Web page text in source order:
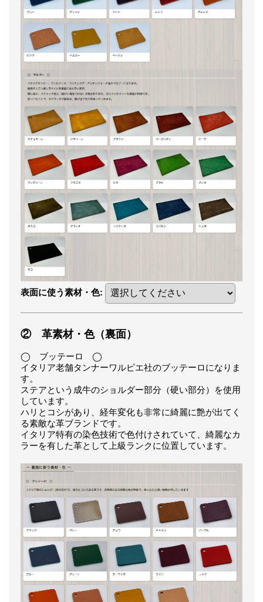
表面に使う素材・色:
② 革素材・色（裏面）
◯ ブッテーロ ◯
イタリア老舗タンナーワルピエ社のブッテーロになりま
す。
ステアという成牛のショルダー部分（硬い部分）を使用
しています。
ハリとコシがあり、経年変化も非常に綺麗に艶が出てく
る素敵な革ブランドです。
イタリア特有の染色技術で色付けされていて、綺麗なカ
ラーを有した革として上級ランクに位置しています。